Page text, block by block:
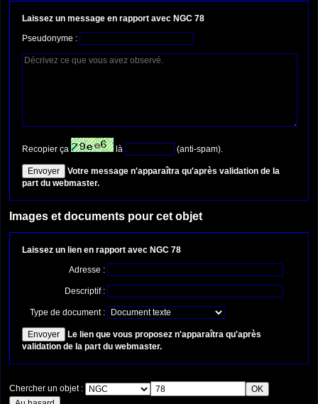
Laissez un message en rapport avec NGC 78
Pseudonyme :
Recopier ça là (anti-spam).
Votre message n'apparaîtra qu'après validation de la
part du webmaster.
Images et documents pour cet objet
Laissez un lien en rapport avec NGC 78
Adresse :
Descriptif :
Type de document :
Le lien que vous proposez n'apparaîtra qu'après
validation de la part du webmaster.
Chercher un objet :